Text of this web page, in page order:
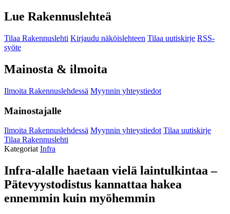
Lue Rakennuslehteä
Tilaa Rakennuslehti Kirjaudu näköislehteen Tilaa uutiskirje RSS-
syöte
Mainosta & ilmoita
Ilmoita Rakennuslehdessä Myynnin yhteystiedot
Mainostajalle
Ilmoita Rakennuslehdessä Myynnin yhteystiedot Tilaa uutiskirje
Tilaa Rakennuslehti
KategoriatInfra
Infra-alalle haetaan vielä laintulkintaa –
Pätevyystodistus kannattaa hakea
ennemmin kuin myöhemmin